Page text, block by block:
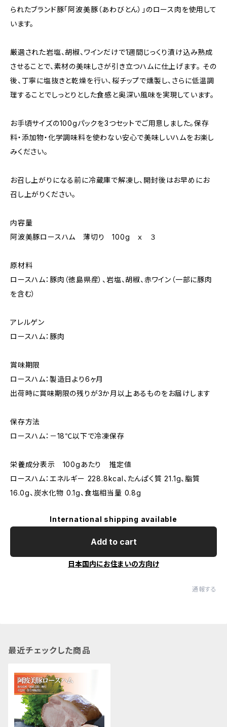
られたブランド豚「阿波美豚（あわびとん）」のロース肉を使用して
います。
厳選された岩塩、胡椒、ワインだけで1週間じっくり漬け込み熟成
させることで、素材の美味しさが引き立つハムに仕上げます。 その
後、丁寧に塩抜きと乾燥を行い、桜チップで燻製し、さらに低温調
理することでしっとりとした食感と奥深い風味を実現しています。
お手頃サイズの100gパックを3つセットでご用意しました。保存
料・添加物・化学調味料を使わない安心で美味しいハムをお楽し
みください。
お召し上がりになる前に冷蔵庫で解凍し、開封後はお早めにお
召し上がりください。
内容量
阿波美豚ロースハム 薄切り 100g ｘ ３
原材料
ロースハム：豚肉（徳島県産）、岩塩、胡椒、赤ワイン（一部に豚肉
を含む）
アレルゲン
ロースハム：豚肉
賞味期限
ロースハム：製造日より6ヶ月
出荷時に賞味期限の残りが3か月以上あるものをお届けします
保存方法
ロースハム：－18℃以下で冷凍保存
栄養成分表示 100gあたり 推定値
ロースハム：エネルギー 228.8kcal、たんぱく質 21.1g、脂質
16.0g、炭水化物 0.1g、食塩相当量 0.8g
International shipping available
Add to cart
日本国内にお住まいの方向け
通報する
最近チェックした商品